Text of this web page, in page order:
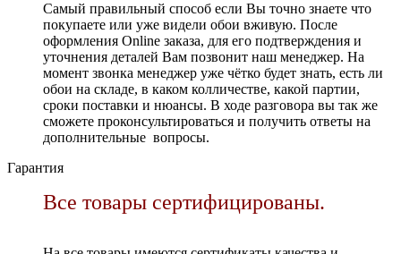
Самый правильный способ если Вы точно знаете что
покупаете или уже видели обои вживую. После
оформления Online заказа, для его подтверждения и
уточнения деталей Вам позвонит наш менеджер. На
момент звонка менеджер уже чётко будет знать, есть ли
обои на складе, в каком колличестве, какой партии,
сроки поставки и нюансы. В ходе разговора вы так же
сможете проконсультироваться и получить ответы на
дополнительные вопросы.
Гарантия
Все товары сертифицированы.